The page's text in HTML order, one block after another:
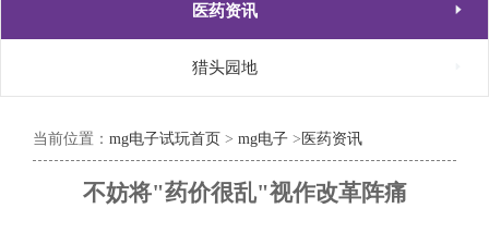
医药资讯 
猎头园地
当前位置： mg电子试玩首页 > mg电子 > 医药资讯
不妨将"药价很乱"视作改革阵痛